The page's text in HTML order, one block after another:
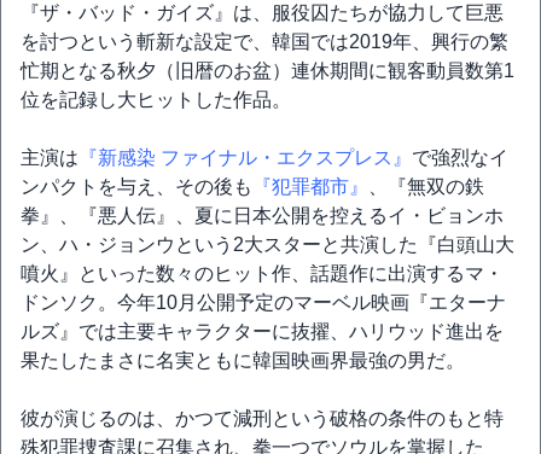
『ザ・バッド・ガイズ』は、服役囚たちが協力して巨悪
を討つという斬新な設定で、韓国では2019年、興行の繁
忙期となる秋夕（旧暦のお盆）連休期間に観客動員数第1
位を記録し大ヒットした作品。
主演は 『新感染 ファイナル・エクスプレス』 で強烈なイ
ンパクトを与え、その後も
『犯罪都市』
、『無双の鉄
拳』、『悪人伝』、夏に日本公開を控えるイ・ビョンホ
ン、ハ・ジョンウという2大スターと共演した『白頭山大
噴火』といった数々のヒット作、話題作に出演するマ・
ドンソク。今年10月公開予定のマーベル映画『エターナ
ルズ』では主要キャラクターに抜擢、ハリウッド進出を
果たしたまさに名実ともに韓国映画界最強の男だ。
彼が演じるのは、かつて減刑という破格の条件のもと特
殊犯罪捜査課に召集され、拳一つでソウルを掌握した